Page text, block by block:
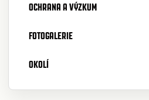
OCHRANA A VÝZKUM
FOTOGALERIE
OKOLÍ